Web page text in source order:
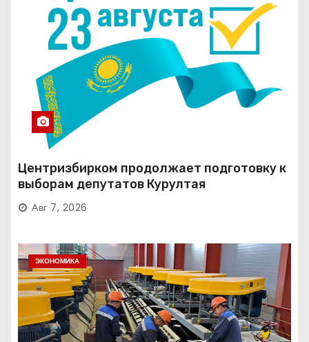
Центризбирком продолжает подготовку к
выборам депутатов Курултая
Авг 7, 2026
ЭКОНОМИКА